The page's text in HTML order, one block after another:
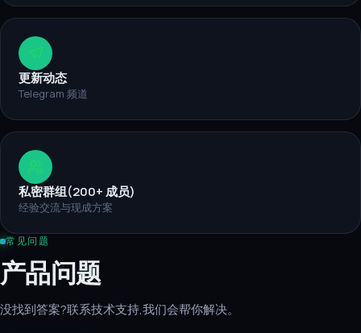
更新动态
Telegram 频道
私密群组(200+ 成员)
经验交流与现成方案
常见问题
产品问题
没找到答案?联系技术支持,我们会帮你解决。